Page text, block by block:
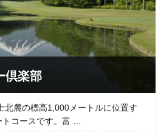
倶楽部
北麓の標高1,000メートルに位置す
コースです。富 …